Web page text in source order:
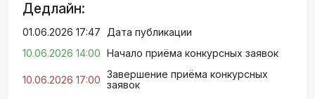
Дедлайн:
01.06.2026 17:47
Дата публикации
10.06.2026 14:00 Начало приёма конкурсных заявок
10.06.2026 17:00 Завершение приёма конкурсных
заявок